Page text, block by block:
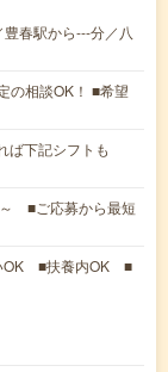
春駅から---分／八
の相談OK！ ■希望
ば下記シフトも
～ ■ご応募から最短
OK ■扶養内OK ■